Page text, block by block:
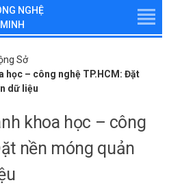
NGHỆ
Sở
học – công nghệ TP.HCM: Đặt
dữ liệu
khoa học – công
nền móng quản